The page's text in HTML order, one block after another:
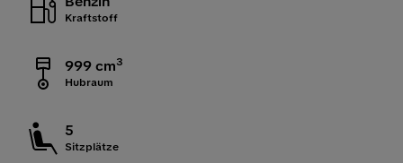
Kraftstoff
999 cm3
Hubraum
5
Sitzplätze